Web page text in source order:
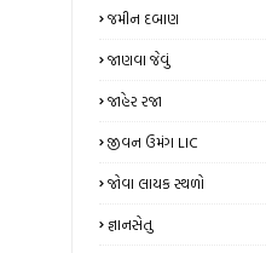
જમીન દબાણ
જાણવા જેવું
જાહેર રજા
જીવન ઉમંગ LIC
જોવા લાયક સ્થળો
જ્ઞાનસેતુ